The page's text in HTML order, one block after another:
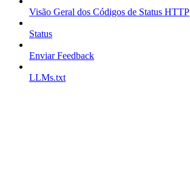
Visão Geral dos Códigos de Status HTTP
Status
Enviar Feedback
LLMs.txt